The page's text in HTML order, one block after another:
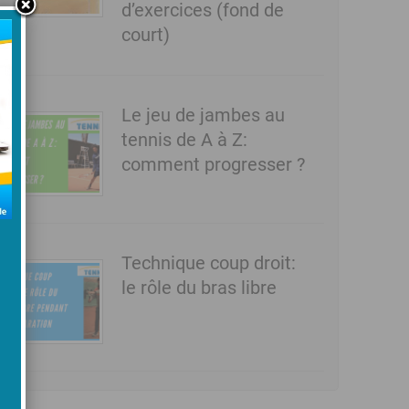
d’exercices (fond de
court)
Le jeu de jambes au
tennis de A à Z:
comment progresser ?
Technique coup droit:
le rôle du bras libre